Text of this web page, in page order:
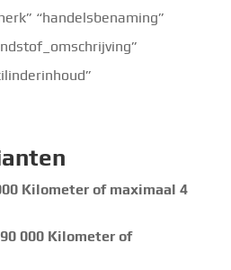
“handelsbenaming”
Kilometer of maximaal 4
90 000 Kilometer of